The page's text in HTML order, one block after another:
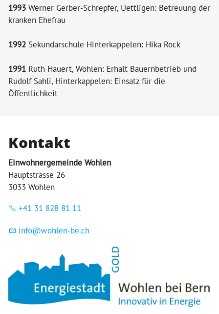
1993 Werner Gerber-Schrepfer, Uettligen: Betreuung der
kranken Ehefrau
1992 Sekundarschule Hinterkappelen: Hika Rock
1991 Ruth Hauert, Wohlen: Erhalt Bauernbetrieb und
Rudolf Sahli, Hinterkappelen: Einsatz für die
Öffentlichkeit
Kontakt
Einwohnergemeinde Wohlen
Hauptstrasse 26
3033 Wohlen
+41 31 828 81 11
nf w hl n-b ch